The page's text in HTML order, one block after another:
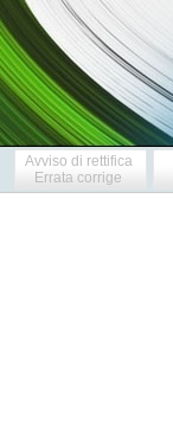
Avviso di rettifica
Errata corrige